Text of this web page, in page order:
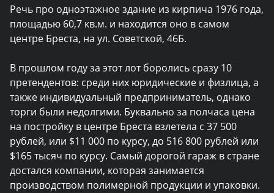
Речь про одноэтажное здание из кирпича 1976 года,
площадью 60,7 кв.м. и находится оно в самом
центре Бреста, на ул. Советской, 46Б.
В прошлом году за этот лот боролись сразу 10
претендентов: среди них юридические и физлица, а
также индивидуальный предприниматель, однако
торги были недолгими. Буквально за полчаса цена
на постройку в центре Бреста взлетела с 37 500
рублей, или $11 000 по курсу, до 516 800 рублей или
$165 тысяч по курсу. Самый дорогой гараж в стране
достался компании, которая занимается
производством полимерной продукции и упаковки.